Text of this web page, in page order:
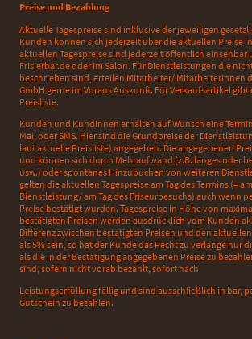
Preise und Bezahlung
Aktuelle Tagespreise sind inklusive der jeweiligen
Kunden können sich jederzeit über die aktuellen Preise
aktuellen Tagespreise sind jederzeit öffentlich einsehbar
Frisierbar.de oder im Salon. Für Dienstleistungen die
beschrieben sind, erteilen Mitarbeiter/ Mitarbeiterinnen
GmbH gerne im Voraus Auskunft. Für Verkaufsartikel gibt
Preisliste.
Kunden und Kundinnen erhalten auf Wunsch eine
Mail oder SMS. Hier sind die Grundpreise der
laut aktuelle Preisliste) angegeben. Die angegebenen
und können sich durch Mehraufwand (z.B. langes oder
usw.) oder spontanes Hinzubuchen von weiteren
gelten die aktuellen Tagespreise am Tag des Termins (=
Dienstleistung/ am Tag des Friseurbesuchs) auch wenn
Preise bestätigt wurden. Tagespreise in Höhe von
bestätigten Preisen werden ausdrücklich vom Kunden
Differenz zwischen bestätigten Preisen und den
als 5% sein, so hat der Kunde das Recht zu verlange nur
als die in der Bestätigung angegebenen Preise zu
sind, sofern nicht vorab bezahlt, sofort nach
Leistungserfüllung fällig und sind ausschließlich in bar,
Gutschein zu bezahlen.